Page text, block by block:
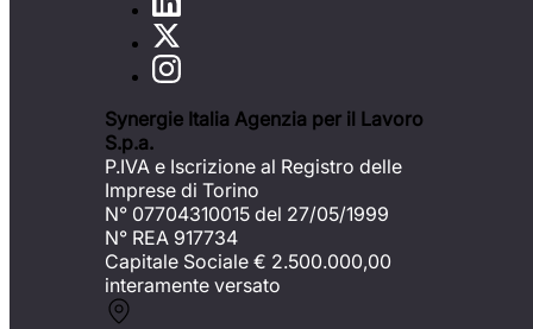
Synergie Italia Agenzia per il Lavoro
S.p.a.
P.IVA e Iscrizione al Registro delle
Imprese di Torino
N° 07704310015 del 27/05/1999
N° REA 917734
Capitale Sociale € 2.500.000,00
interamente versato